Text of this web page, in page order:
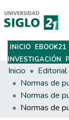
Subir
INICIO EBOOK21
INVESTIGACIÓN
Inicio Editorial